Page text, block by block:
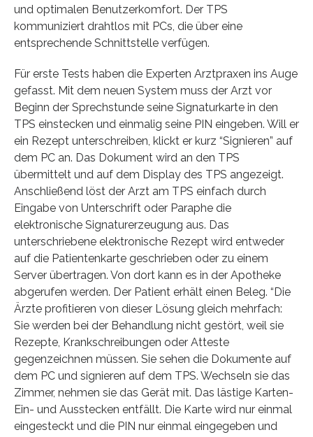
und optimalen Benutzerkomfort. Der TPS
kommuniziert drahtlos mit PCs, die über eine
entsprechende Schnittstelle verfügen.
Für erste Tests haben die Experten Arztpraxen ins Auge
gefasst. Mit dem neuen System muss der Arzt vor
Beginn der Sprechstunde seine Signaturkarte in den
TPS einstecken und einmalig seine PIN eingeben. Will er
ein Rezept unterschreiben, klickt er kurz “Signieren” auf
dem PC an. Das Dokument wird an den TPS
übermittelt und auf dem Display des TPS angezeigt.
Anschließend löst der Arzt am TPS einfach durch
Eingabe von Unterschrift oder Paraphe die
elektronische Signaturerzeugung aus. Das
unterschriebene elektronische Rezept wird entweder
auf die Patientenkarte geschrieben oder zu einem
Server übertragen. Von dort kann es in der Apotheke
abgerufen werden. Der Patient erhält einen Beleg. “Die
Ärzte profitieren von dieser Lösung gleich mehrfach:
Sie werden bei der Behandlung nicht gestört, weil sie
Rezepte, Krankschreibungen oder Atteste
gegenzeichnen müssen. Sie sehen die Dokumente auf
dem PC und signieren auf dem TPS. Wechseln sie das
Zimmer, nehmen sie das Gerät mit. Das lästige Karten-
Ein- und Ausstecken entfällt. Die Karte wird nur einmal
eingesteckt und die PIN nur einmal eingegeben und